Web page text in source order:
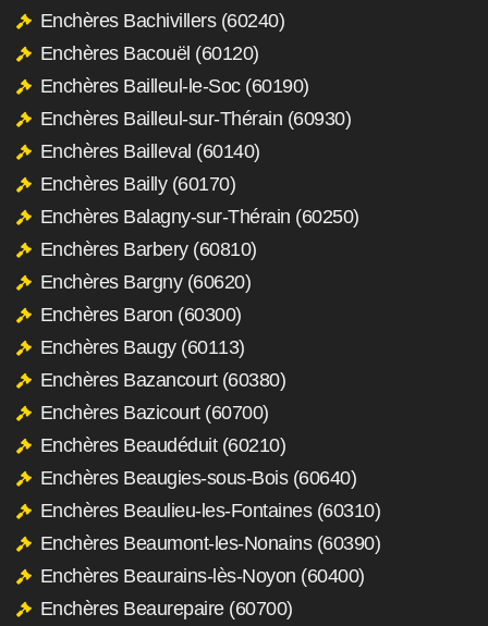
Enchères Bachivillers (60240)
Enchères Bacouël (60120)
Enchères Bailleul-le-Soc (60190)
Enchères Bailleul-sur-Thérain (60930)
Enchères Bailleval (60140)
Enchères Bailly (60170)
Enchères Balagny-sur-Thérain (60250)
Enchères Barbery (60810)
Enchères Bargny (60620)
Enchères Baron (60300)
Enchères Baugy (60113)
Enchères Bazancourt (60380)
Enchères Bazicourt (60700)
Enchères Beaudéduit (60210)
Enchères Beaugies-sous-Bois (60640)
Enchères Beaulieu-les-Fontaines (60310)
Enchères Beaumont-les-Nonains (60390)
Enchères Beaurains-lès-Noyon (60400)
Enchères Beaurepaire (60700)